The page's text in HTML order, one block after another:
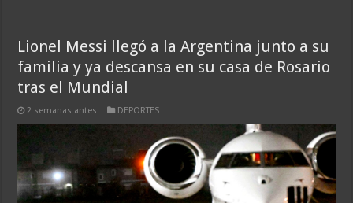
Lionel Messi llegó a la Argentina junto a su
familia y ya descansa en su casa de Rosario
tras el Mundial
2 semanas antes DEPORTES